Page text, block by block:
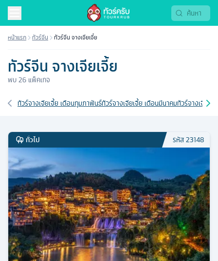
หน้าแรก ทัวร์จีน ทัวร์จีน จางเจียเจี้ย
ทัวร์จีน จางเจียเจี้ย
พบ26 แพ็คเกจ
เส้นทางที่เกี่ยวข้อง
ทัวร์จางเจียเจี้ย เดือนกุมภาพันธ์ทัวร์จางเจียเจี้ย เดือนมีนาคมทัวร์จางเจียเ
ทั่วไป รหัส23148